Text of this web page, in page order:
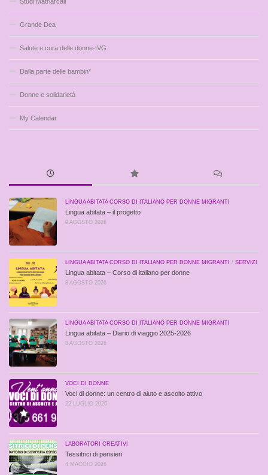
Grande Dea
Salute e cura delle donne-IVG
Dalla parte delle bambin*
Donne e solidarietà
My Calendar
LINGUA ABITATA CORSO DI ITALIANO PER DONNE MIGRANTI
Lingua abitata – il progetto
9 AGOSTO 2026
LINGUA ABITATA CORSO DI ITALIANO PER DONNE MIGRANTI / SERVIZI
Lingua abitata – Corso di italiano per donne
8 AGOSTO 2026
LINGUA ABITATA CORSO DI ITALIANO PER DONNE MIGRANTI
Lingua abitata – Diario di viaggio 2025-2026
8 AGOSTO 2026
VOCI DI DONNE
Voci di donne: un centro di aiuto e ascolto attivo
22 LUGLIO 2026
LABORATORI CREATIVI
Tessitrici di pensieri
4 MAGGIO 2026